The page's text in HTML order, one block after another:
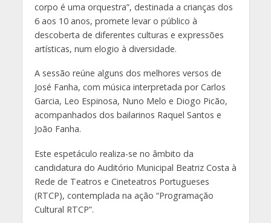
corpo é uma orquestra”, destinada a crianças dos
6 aos 10 anos, promete levar o público à
descoberta de diferentes culturas e expressões
artísticas, num elogio à diversidade.
A sessão reúne alguns dos melhores versos de
José Fanha, com música interpretada por Carlos
Garcia, Leo Espinosa, Nuno Melo e Diogo Picão,
acompanhados dos bailarinos Raquel Santos e
João Fanha.
Este espetáculo realiza-se no âmbito da
candidatura do Auditório Municipal Beatriz Costa à
Rede de Teatros e Cineteatros Portugueses
(RTCP), contemplada na ação “Programação
Cultural RTCP”.